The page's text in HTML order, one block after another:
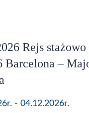
Rejs
Barcelona –
- 04.12.2026r.